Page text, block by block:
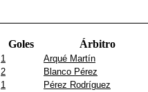
Goles Árbitro
1 Arqué Martín
2 Blanco Pérez
1 Pérez Rodríguez